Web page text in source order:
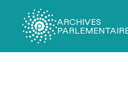
ARCHIVES